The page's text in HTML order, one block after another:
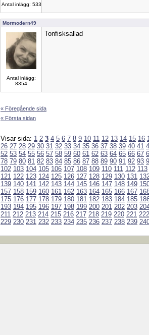
Antal inlägg: 533
Mormodern49
Antal inlägg:
8354
Tonfisksallad
« Föregående sida
« Första sidan
Visar sida: 1 2 3 4 5 6 7 8 9 10 11 12 13 14 15 16
26 27 28 29 30 31 32 33 34 35 36 37 38 39 40 41
52 53 54 55 56 57 58 59 60 61 62 63 64 65 66 67
78 79 80 81 82 83 84 85 86 87 88 89 90 91 92 93
102 103 104 105 106 107 108 109 110 111 112 113
121 122 123 124 125 126 127 128 129 130 131
139 140 141 142 143 144 145 146 147 148 149
157 158 159 160 161 162 163 164 165 166 167
175 176 177 178 179 180 181 182 183 184 185
193 194 195 196 197 198 199 200 201 202 203
211 212 213 214 215 216 217 218 219 220 221 222
229 230 231 232 233 234 235 236 237 238 239